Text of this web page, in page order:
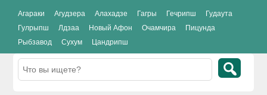
Агараки Агудзера Алахадзе Гагры Гечрипш
Гудаута
Гулрыпш
Лдзаа Новый Афон Очамчира
Пицунда
Рыбзавод
Сухум Цандрипш